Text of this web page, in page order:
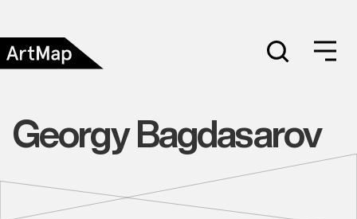
Georgy Bagdasarov